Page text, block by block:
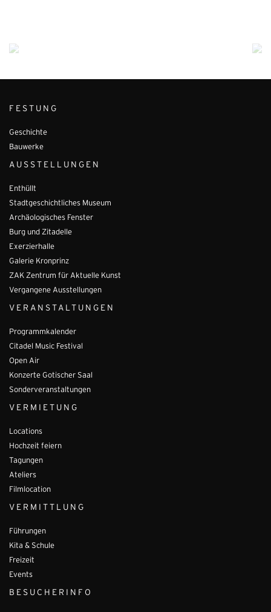
FESTUNG
Geschichte
Bauwerke
AUSSTELLUNGEN
Enthüllt
Stadtgeschichtliches Museum
Archäologisches Fenster
Burg und Zitadelle
Exerzierhalle
Galerie Kronprinz
ZAK Zentrum für Aktuelle Kunst
Vergangene Ausstellungen
VERANSTALTUNGEN
Programmkalender
Citadel Music Festival
Open Air
Konzerte Gotischer Saal
Sonderveranstaltungen
VERMIETUNG
Locations
Hochzeit feiern
Tagungen
Ateliers
Filmlocation
VERMITTLUNG
Führungen
Kita & Schule
Freizeit
Events
BESUCHERINFO